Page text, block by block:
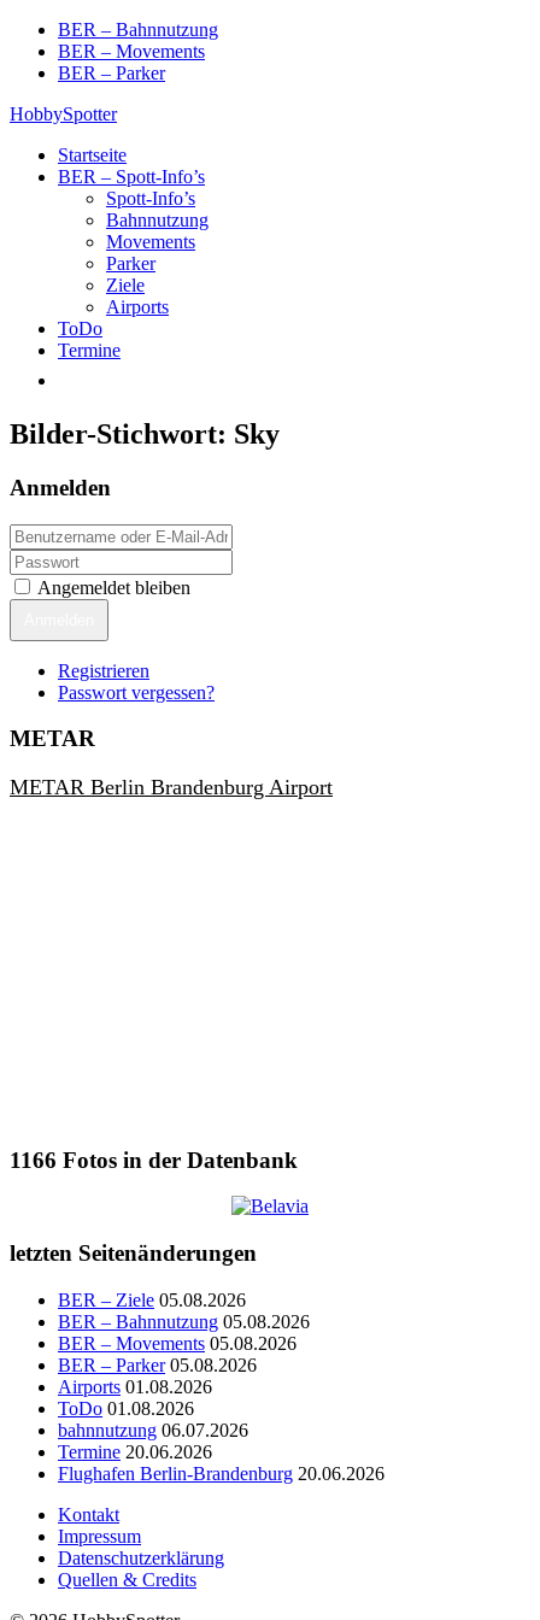
Skip
content
BER – Bahnnutzung
BER – Movements
BER – Parker
HobbySpotter
Startseite
BER – Spott-Info’s
Spott-Info’s
Bahnnutzung
Movements
Parker
Ziele
Airports
ToDo
Termine
Bilder-Stichwort: Sky
Anmelden
Angemeldet bleiben
Registrieren
Passwort vergessen?
METAR
METAR Berlin Brandenburg Airport
1166 Fotos in der Datenbank
letzten Seitenänderungen
BER – Ziele 05.08.2026
BER – Bahnnutzung 05.08.2026
BER – Movements 05.08.2026
BER – Parker 05.08.2026
Airports 01.08.2026
ToDo 01.08.2026
bahnnutzung 06.07.2026
Termine 20.06.2026
Flughafen Berlin-Brandenburg 20.06.2026
Kontakt
Impressum
Datenschutzerklärung
Quellen & Credits